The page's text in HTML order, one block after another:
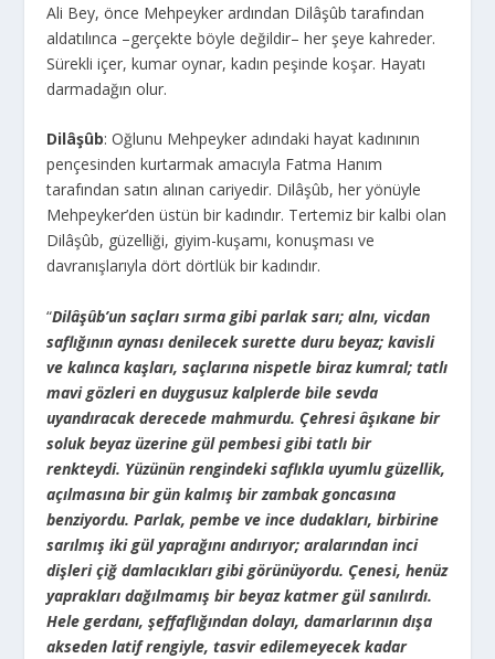
Ali Bey, önce Mehpeyker ardından Dilâşûb tarafından
aldatılınca –gerçekte böyle değildir– her şeye kahreder.
Sürekli içer, kumar oynar, kadın peşinde koşar. Hayatı
darmadağın olur.
Dilâşûb: Oğlunu Mehpeyker adındaki hayat kadınının
pençesinden kurtarmak amacıyla Fatma Hanım
tarafından satın alınan cariyedir. Dilâşûb, her yönüyle
Mehpeyker’den üstün bir kadındır. Tertemiz bir kalbi olan
Dilâşûb, güzelliği, giyim-kuşamı, konuşması ve
davranışlarıyla dört dörtlük bir kadındır.
“Dilâşûb’un saçları sırma gibi parlak sarı; alnı, vicdan
saflığının aynası denilecek surette duru beyaz; kavisli
ve kalınca kaşları, saçlarına nispetle biraz kumral; tatlı
mavi gözleri en duygusuz kalplerde bile sevda
uyandıracak derecede mahmurdu. Çehresi âşıkane bir
soluk beyaz üzerine gül pembesi gibi tatlı bir
renkteydi. Yüzünün rengindeki saflıkla uyumlu güzellik,
açılmasına bir gün kalmış bir zambak goncasına
benziyordu. Parlak, pembe ve ince dudakları, birbirine
sarılmış iki gül yaprağını andırıyor; aralarından inci
dişleri çiğ damlacıkları gibi görünüyordu. Çenesi, henüz
yaprakları dağılmamış bir beyaz katmer gül sanılırdı.
Hele gerdanı, şeffaflığından dolayı, damarlarının dışa
akseden latif rengiyle, tasvir edilemeyecek kadar